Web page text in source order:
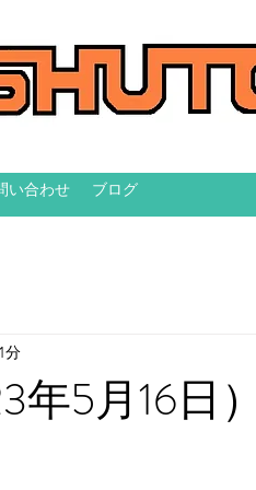
い合わせ ブログ
5月16日）
分